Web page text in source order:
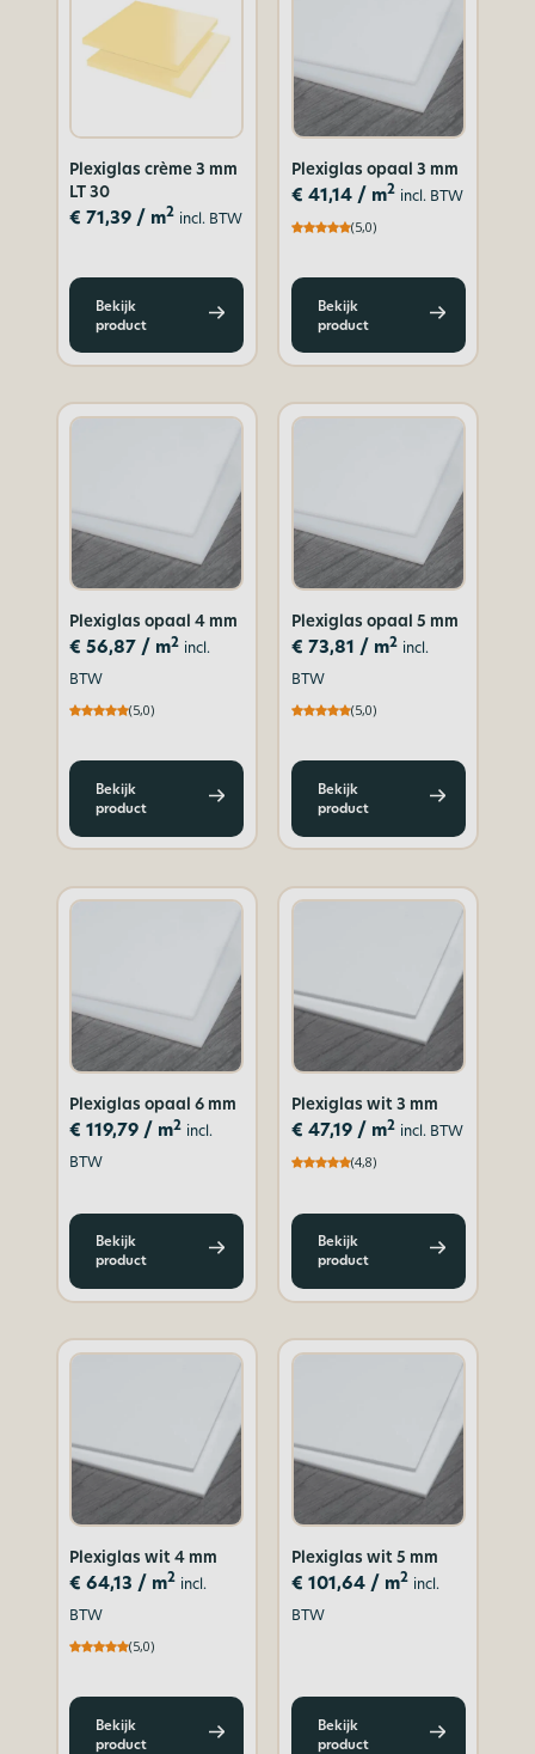
Plexiglas crème 3 mm
LT 30
€ 71,39 / m2 incl. BTW
Bekijk
product
Plexiglas opaal 3 mm
€ 41,14/ m2 incl. BTW
(5,0)
Bekijk
product
Plexiglas opaal 4 mm
€ 56,87 / m2 incl.
BTW
(5,0)
Bekijk
product
Plexiglas opaal 5 mm
€ 73,81 / m2 incl.
BTW
(5,0)
Bekijk
product
Plexiglas opaal 6 mm
€ 119,79 / m2 incl.
BTW
Bekijk
product
Plexiglas wit 3 mm
€ 47,19/ m2 incl. BTW
(4,8)
Bekijk
product
Plexiglas wit 4 mm
€ 64,13 / m2 incl.
BTW
(5,0)
Bekijk
product
Plexiglas wit 5 mm
€ 101,64/ m2 incl.
BTW
Bekijk
product